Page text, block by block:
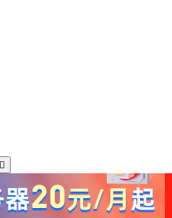
